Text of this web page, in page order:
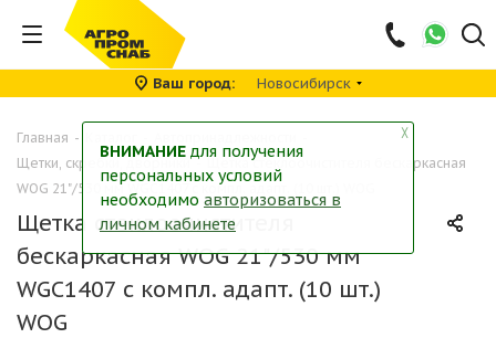
Ваш город Новосибирск
Главная -
Щетки, скребки, дворники
-
Щетка стеклоочистителя бескаркасная
WOG 21"/530 мм WGC1407 с компл. адапт. (10 шт.) WOG
Щетка стеклоочистителя
бескаркасная WOG 21"/530 мм
WGC1407 с компл. адапт. (10 шт.)
WOG
╳
ВНИМАНИЕ для получения
персональных условий
необходимо авторизоваться в
личном кабинете